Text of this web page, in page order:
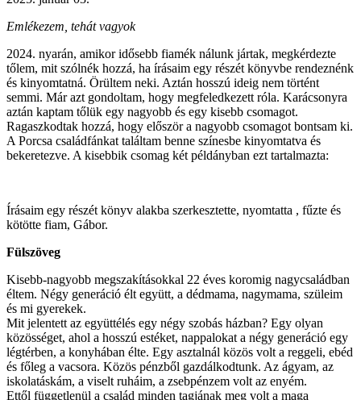
Emlékezem, tehát vagyok
2024. nyarán, amikor idősebb fiamék nálunk jártak, megkérdezte
tőlem, mit szólnék hozzá, ha írásaim egy részét könyvbe rendeznénk
és kinyomtatná. Örültem neki. Aztán hosszú ideig nem történt
semmi. Már azt gondoltam, hogy megfeledkezett róla. Karácsonyra
aztán kaptam tőlük egy nagyobb és egy kisebb csomagot.
Ragaszkodtak hozzá, hogy először a nagyobb csomagot bontsam ki.
A Porcsa családfánkat találtam benne színesbe kinyomtatva és
bekeretezve. A kisebbik csomag két példányban ezt tartalmazta:
Írásaim egy részét könyv alakba szerkesztette, nyomtatta , fűzte és
kötötte fiam, Gábor.
Fülszöveg
Kisebb-nagyobb megszakításokkal 22 éves koromig nagycsaládban
éltem. Négy generáció élt együtt, a dédmama, nagymama, szüleim
és mi gyerekek.
Mit jelentett az együttélés egy négy szobás házban? Egy olyan
közösséget, ahol a hosszú estéket, nappalokat a négy generáció egy
légtérben, a konyhában élte. Egy asztalnál közös volt a reggeli, ebéd
és főleg a vacsora. Közös pénzből gazdálkodtunk. Az ágyam, az
iskolatáskám, a viselt ruháim, a zsebpénzem volt az enyém.
Ettől függetlenül a család minden tagjának meg volt a maga